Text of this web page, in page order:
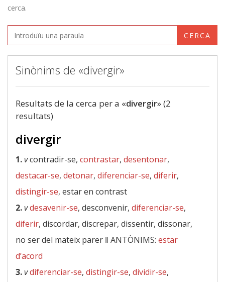
cerca.
CERCA
Sinònims de «divergir»
Resultats de la cerca per a «divergir» (2
resultats)
divergir
1.vcontradir-se, contrastar, desentonar,
destacar-se, detonar, diferenciar-se, diferir,
distingir-se, estar en contrast
2.vdesavenir-se, desconvenir, diferenciar-se,
diferir, discordar, discrepar, dissentir, dissonar,
no ser del mateix parer ‖ ANTÒNIMS: estar
d’acord
3.vdiferenciar-se, distingir-se, dividir-se,